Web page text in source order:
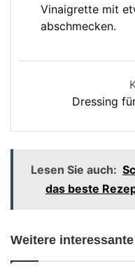
Vinaigrette mit
abschmecken.
Dressing
Lesen Sie auch:
das beste
Weitere